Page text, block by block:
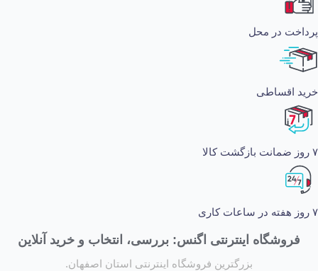
در محل
اینترنتی اگنس: بررسی، انتخاب و خرید آنلاین
بزرگترین فروشگاه اینترنتی استان اصفهان.